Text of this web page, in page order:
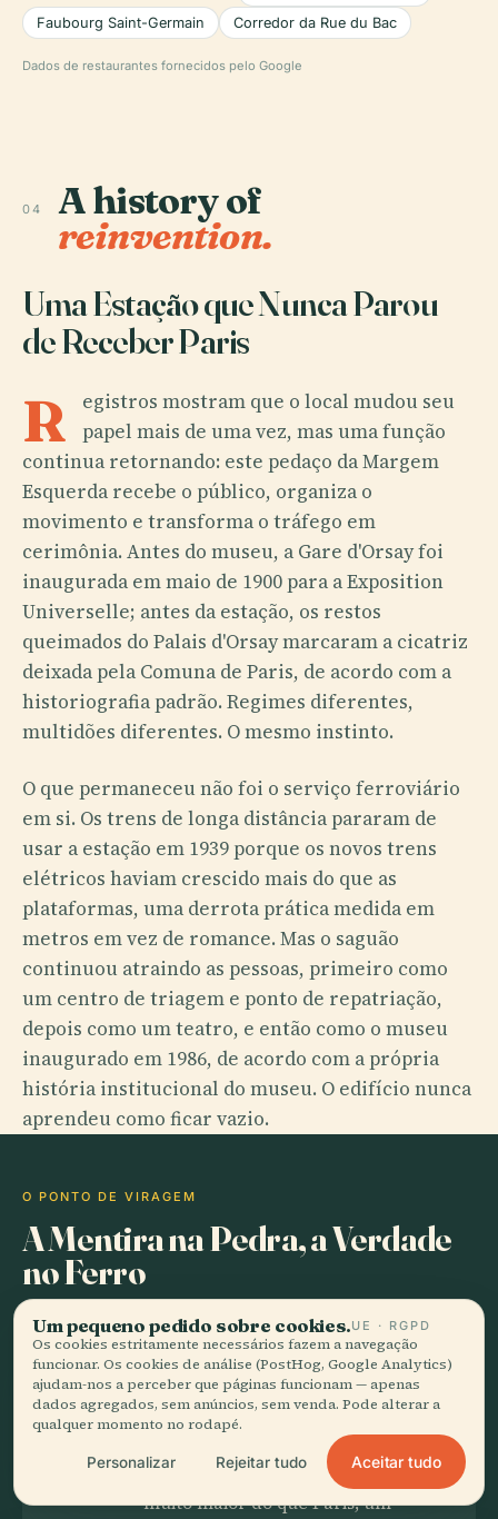
Faubourg Saint-Germain
Corredor da Rue du Bac
Dados de restaurantes fornecidos pelo Google
04 A history of
reinvention.
Uma Estação que Nunca Parou
de Receber Paris
R
egistros mostram que o local mudou seu
papel mais de uma vez, mas uma função
continua retornando: este pedaço da Margem
Esquerda recebe o público, organiza o
movimento e transforma o tráfego em
cerimônia. Antes do museu, a Gare d'Orsay foi
inaugurada em maio de 1900 para a Exposition
Universelle; antes da estação, os restos
queimados do Palais d'Orsay marcaram a cicatriz
deixada pela Comuna de Paris, de acordo com a
historiografia padrão. Regimes diferentes,
multidões diferentes. O mesmo instinto.
O que permaneceu não foi o serviço ferroviário
em si. Os trens de longa distância pararam de
usar a estação em 1939 porque os novos trens
elétricos haviam crescido mais do que as
plataformas, uma derrota prática medida em
metros em vez de romance. Mas o saguão
continuou atraindo as pessoas, primeiro como
um centro de triagem e ponto de repatriação,
depois como um teatro, e então como o museu
inaugurado em 1986, de acordo com a própria
história institucional do museu. O edifício nunca
aprendeu como ficar vazio.
O PONTO DE VIRAGEM
A Mentira na Pedra, a Verdade
no Ferro
O SEGREDO
A maioria dos visitantes passa
direto pelo grande piso de mosaico
na nave central sem notar que ele
já mapeou um mundo ferroviário
muito maior do que Paris, um
Um pequeno pedido sobre cookies.UE · RGPD
Os cookies estritamente necessários fazem a navegação
funcionar. Os cookies de análise (PostHog, Google Analytics)
ajudam-nos a perceber que páginas funcionam — apenas
dados agregados, sem anúncios, sem venda. Pode alterar a
qualquer momento no rodapé.
Personalizar Rejeitar tudo Aceitar tudo